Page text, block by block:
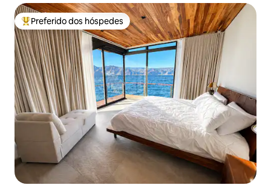
Entre os melhores preferidos dos hóspedes
Preferido dos hóspedes